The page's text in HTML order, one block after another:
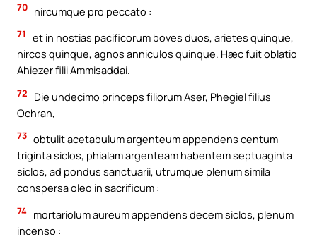
70 hircumque pro peccato :
71
et in hostias pacificorum boves duos, arietes quinque,
hircos quinque, agnos anniculos quinque. Hæc fuit oblatio
Ahiezer filii Ammisaddai.
72
Die undecimo princeps filiorum Aser, Phegiel filius
Ochran,
73 obtulit acetabulum argenteum appendens centum
triginta siclos, phialam argenteam habentem septuaginta
siclos, ad pondus sanctuarii, utrumque plenum simila
conspersa oleo in sacrificum :
74 mortariolum aureum appendens decem siclos, plenum
incenso :